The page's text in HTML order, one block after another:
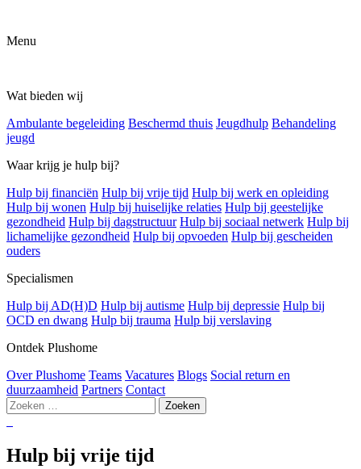
Menu
Wat bieden wij
Ambulante begeleiding Beschermd thuis Jeugdhulp Behandeling
jeugd
Waar krijg je hulp bij?
Hulp bij financiën Hulp bij vrije tijd Hulp bij werk en opleiding
Hulp bij wonen Hulp bij huiselijke relaties Hulp bij geestelijke
gezondheid Hulp bij dagstructuur Hulp bij sociaal netwerk Hulp bij
lichamelijke gezondheid Hulp bij opvoeden Hulp bij gescheiden
ouders
Specialismen
Hulp bij AD(H)D Hulp bij autisme Hulp bij depressie Hulp bij
OCD en dwang Hulp bij trauma Hulp bij verslaving
Ontdek Plushome
Over Plushome Teams Vacatures Blogs Social return en
duurzaamheid Partners Contact
Zoeken
naar:
Hulp bij vrije tijd